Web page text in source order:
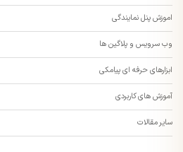
اموزش پنل نمایندگی
وب سرویس و پلاگین ها
ابزارهای حرفه ای پیامکی
آموزش های کاربردی
سایر مقالات